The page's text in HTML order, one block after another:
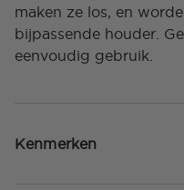
maken ze los, en
bijpassende houder.
eenvoudig gebruik.
Kenmerken